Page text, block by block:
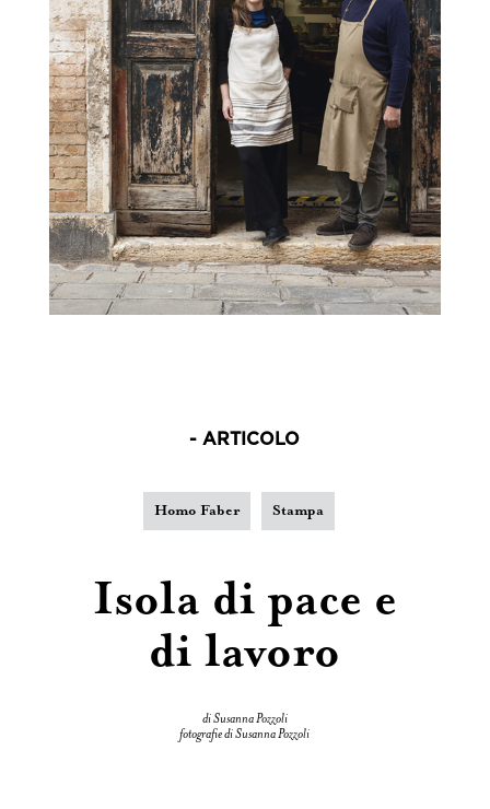
- ARTICOLO
Homo Faber Stampa
Isola di pace e
di lavoro
di Susanna Pozzoli
fotografie di Susanna Pozzoli